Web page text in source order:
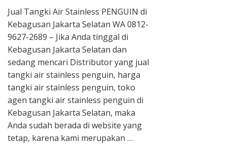
Jual Tangki Air Stainless PENGUIN di
Kebagusan Jakarta Selatan WA 0812-
9627-2689 – Jika Anda tinggal di
Kebagusan Jakarta Selatan dan
sedang mencari Distributor yang jual
tangki air stainless penguin, harga
tangki air stainless penguin, toko
agen tangki air stainless penguin di
Kebagusan Jakarta Selatan, maka
Anda sudah berada di website yang
tetap, karena kami merupakan …